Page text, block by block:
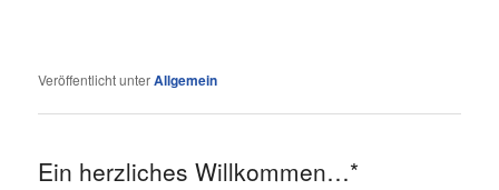
Veröffentlicht unterAllgemein
Ein herzliches Willkommen…*